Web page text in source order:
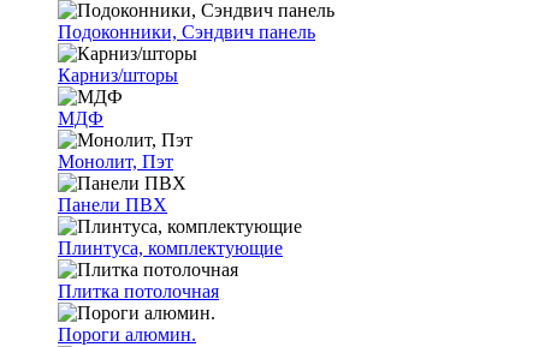
Подоконники, Сэндвич панель
Карниз/шторы
МДФ
Монолит, Пэт
Панели ПВХ
Плинтуса, комплектующие
Плитка потолочная
Пороги алюмин.